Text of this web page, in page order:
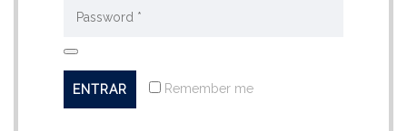
Remember me